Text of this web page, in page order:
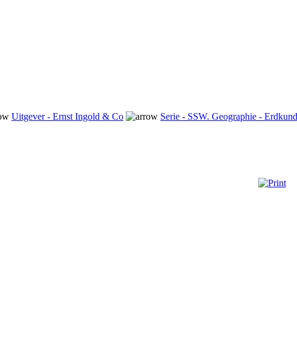
Uitgever - Ernst Ingold & Co
Serie - SSW. Geographie -